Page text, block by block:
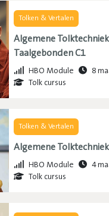
Tolken & Vertalen
Algemene
Taalgebonden C1
HBO Module
8
Tolk cursus
Tolken & Vertalen
Algemene
HBO Module
4
Tolk cursus